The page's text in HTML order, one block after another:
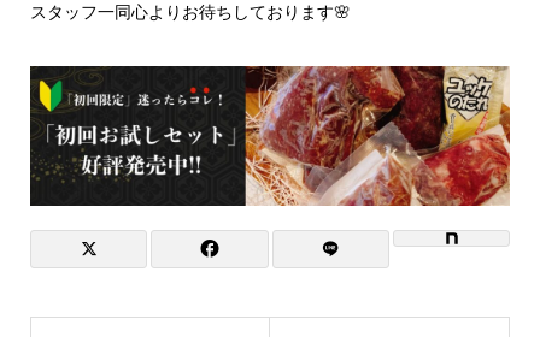
スタッフ一同心よりお待ちしております🌸